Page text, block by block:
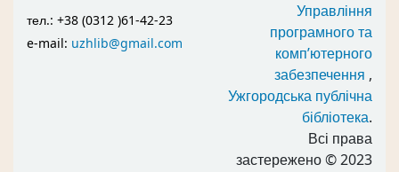
тел.: +38 (0312 )61-42-23
e-mail: uzhlib@gmail.com
Управління
програмного та
комп’ютерного
забезпечення ,
Ужгородська публічна
бібліотека.
Всі права
застережено© 2023